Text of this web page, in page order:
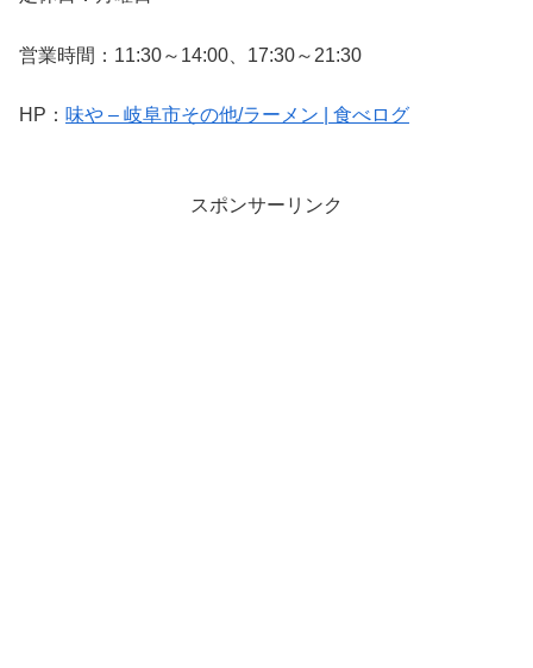
営業時間：11:30～14:00、17:30～21:30
HP： 味や – 岐阜市その他/ラーメン | 食べログ
スポンサーリンク